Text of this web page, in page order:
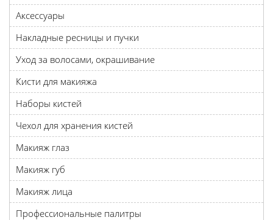
Аксессуары
Накладные ресницы и пучки
Уход за волосами, окрашивание
Кисти для макияжа
Наборы кистей
Чехол для хранения кистей
Макияж глаз
Макияж губ
Макияж лица
Профессиональные палитры